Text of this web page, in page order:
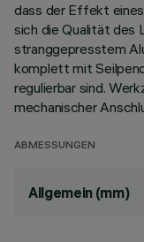
dass der Effekt
sich die Qualität des
stranggepresstem
komplett mit
regulierbar sind.
mechanischer
ABMESSUNGEN
Allgemein (mm)